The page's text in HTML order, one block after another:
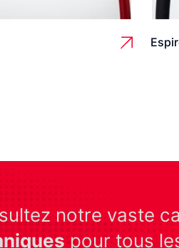
notre vaste
pour tous